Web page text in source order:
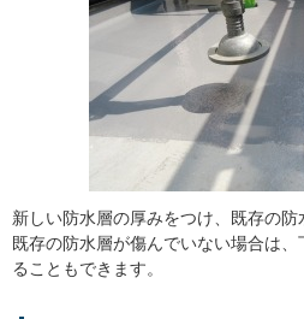
新しい防水層の厚みをつけ、既存の防
既存の防水層が傷んでいない場合は
ることもできます。